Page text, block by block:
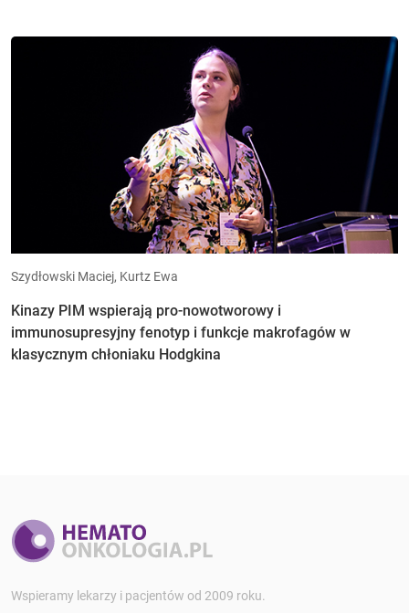
Szydłowski Maciej, Kurtz Ewa
Kinazy PIM wspierają pro-nowotworowy i
immunosupresyjny fenotyp i funkcje makrofagów w
klasycznym chłoniaku Hodgkina
Wspieramy lekarzy i pacjentów od 2009 roku.